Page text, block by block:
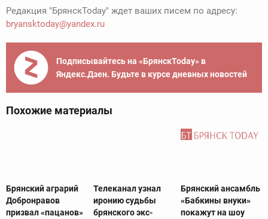
Редакция "БрянскToday" ждет ваших писем по адресу:
bryansktoday@yandex.ru
Подписывайтесь на «БрянскToday» в
Яндекс.Дзен. Будьте в курсе дневных новостей
Похожие материалы
Брянский аграрий
Добронравов
призвал «пацанов»
Телеканал узнал
иронию судьбы
брянского экс-
Брянский ансамбль
«Бабкины внуки»
покажут на шоу